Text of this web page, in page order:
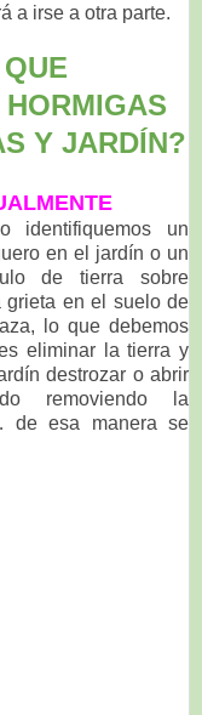
a irse a otra parte.
Y JARDÍN?
identifiquemos un
en el jardín o un
de tierra sobre
grieta en el suelo de
lo que debemos
eliminar la tierra y
destrozar o abrir
removiendo la
de esa manera se